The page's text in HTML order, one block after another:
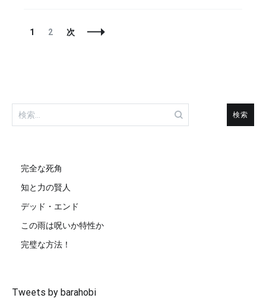
投
ョ
ン
固
1
固
2 次
検
索:
完全な死角
知と力の賢人
デッド・エンド
この雨は呪いか特性か
完璧な方法！
Tweets by barahobi